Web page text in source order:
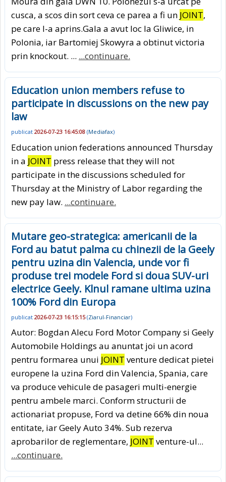
cusca, a scos din sort ceva ce parea a fi un JOINT,
pe care l-a aprins.Gala a avut loc la Gliwice, in
Polonia, iar Bartomiej Skowyra a obtinut victoria
prin knockout. ... ...continuare.
Education union members refuse to
participate in discussions on the new pay
law
publicat 2026-07-23 16:45:08 (Mediafax)
Education union federations announced Thursday
in a JOINT press release that they will not
participate in the discussions scheduled for
Thursday at the Ministry of Labor regarding the
new pay law. ...continuare.
Mutare geo-strategica: americanii de la
Ford au batut palma cu chinezii de la Geely
pentru uzina din Valencia, unde vor fi
produse trei modele Ford si doua SUV-uri
electrice Geely. Klnul ramane ultima uzina
100% Ford din Europa
publicat 2026-07-23 16:15:15(Ziarul-Financiar)
Autor: Bogdan Alecu Ford Motor Company si Geely
Automobile Holdings au anuntat joi un acord
pentru formarea unui JOINT venture dedicat pietei
europene la uzina Ford din Valencia, Spania, care
va produce vehicule de pasageri multi-energie
pentru ambele marci. Conform structurii de
actionariat propuse, Ford va detine 66% din noua
entitate, iar Geely Auto 34%. Sub rezerva
aprobarilor de reglementare, JOINT venture-ul...
...continuare.